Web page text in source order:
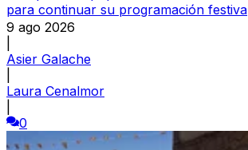
para continuar su programación festiva
9 ago 2026
Asier Galache
Laura Cenalmor
0